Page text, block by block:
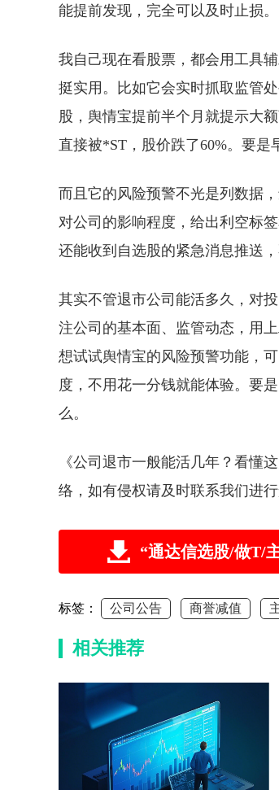
能提前发现，完全可以及时止损。
我自己现在看股票，都会用工具
挺实用。比如它会实时抓取监管处
股，舆情宝提前半个月就提示大
直接被*ST，股价跌了60%。要是
而且它的风险预警不光是列数据
对公司的影响程度，给出利空标
还能收到自选股的紧急消息推送
其实不管退市公司能活多久，对
注公司的基本面、监管动态，用
想试试舆情宝的风险预警功能，
度，不用花一分钱就能体验。要
么。
《公司退市一般能活几年？看懂
络，如有侵权请及时联系我们进
“通达信选股/做T/
标签： 公司公告 商誉减值
相关推荐